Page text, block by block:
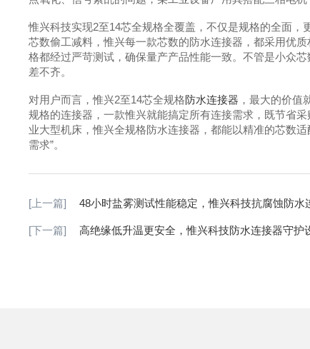
惟兴科技实现2至14芯全规格全覆盖，不仅是规格的全面
芯数偷工减料，惟兴每一款芯数的防水连接器，都采用优
格都经过严苛测试，确保量产产品性能一致。不管是小众
差不齐。
对用户而言，惟兴2至14芯全规格防水连接器 ，最大的价值
规格的连接器，一款惟兴就能搞定所有连接需求，既节省
业大型机床，惟兴全规格防水连接器，都能以精准的芯数
需求”。
[上一篇] 48小时盐雾测试性能稳定，惟兴科技抗腐蚀防水
[下一篇] 高绝缘低升温更安全，惟兴科技防水连接器守护